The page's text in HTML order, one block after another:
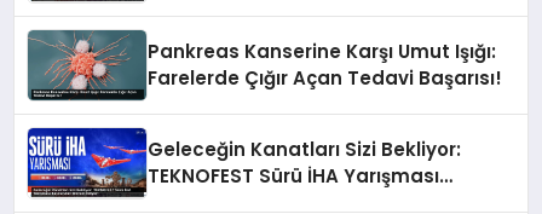
Pankreas Kanserine Karşı Umut Işığı:
Farelerde Çığır Açan Tedavi Başarısı!
Geleceğin Kanatları Sizi Bekliyor:
TEKNOFEST Sürü İHA Yarışması